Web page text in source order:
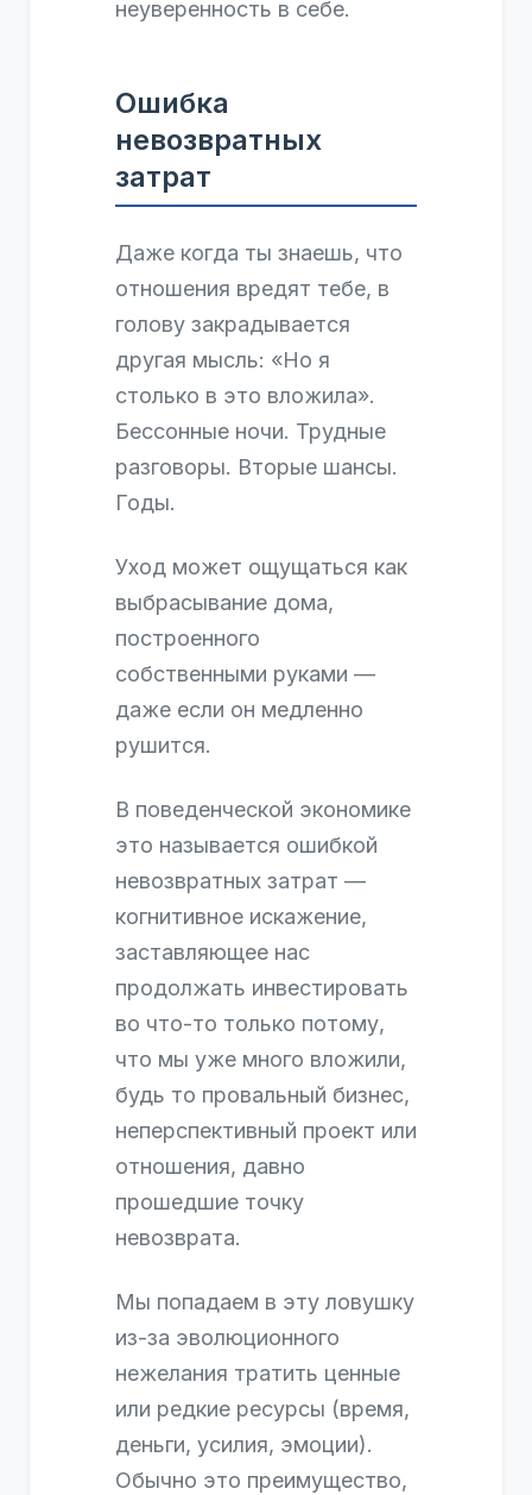
неуверенность в себе.
Ошибка
невозвратных
затрат
Даже когда ты знаешь, что
отношения вредят тебе, в
голову закрадывается
другая мысль: «Но я
столько в это вложила».
Бессонные ночи. Трудные
разговоры. Вторые шансы.
Годы.
Уход может ощущаться как
выбрасывание дома,
построенного
собственными руками —
даже если он медленно
рушится.
В поведенческой экономике
это называется ошибкой
невозвратных затрат —
когнитивное искажение,
заставляющее нас
продолжать инвестировать
во что-то только потому,
что мы уже много вложили,
будь то провальный бизнес,
неперспективный проект или
отношения, давно
прошедшие точку
невозврата.
Мы попадаем в эту ловушку
из-за эволюционного
нежелания тратить ценные
или редкие ресурсы (время,
деньги, усилия, эмоции).
Обычно это преимущество,